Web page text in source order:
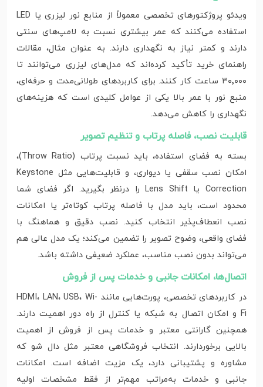
ویدئو پروژکتورهای تخصصی معمولاً از منابع نور لیزری یا LED
استفاده می‌کنند که عمر بیشتری نسبت به لامپ‌های سنتی
دارند و کمتر نیاز به نگهداری دارند. به‌ عنوان مثال، مقالات
راهنمای خرید تأکید کرده‌اند که مدل‌های لیزری می‌توانند تا
۳۰٬۰۰۰ ساعت کار کنند. برای کاربردهای طولانی‌مدت و حرفه‌ای،
منبع نور با عمر بالا یکی از عوامل کلیدی است که هزینه‌های
نگهداری را کاهش می‌دهد.
قابلیت نصب، فاصله پرتاب و تنظیم تصویر
بسته به فضای استفاده، باید نسبت پرتاب (Throw Ratio)،
امکان نصب سقفی یا دیواری، و قابلیت‌هایی مثل Keystone
Correction یا Lens Shift را درنظر بگیرید. اگر فضای شما
محدود است، باید مدل با فاصله پرتاب کوتاه‌تر یا امکانات
نصب انعطاف‌پذیر انتخاب کنید. نصب دقیق و هماهنگ با
فضای واقعی، وضوح تصویر را تضمین می‌کند؛ یک مدل عالی هم
می‌تواند بدون نصب مناسب، عملکرد ضعیفی داشته باشد.
اتصال‌ها، امکانات جانبی و خدمات پس از فروش
در کاربردهای تخصصی، پورت‌هایی مانند HDMI، LAN، USB، Wi-
Fi و امکان اتصال به شبکه یا کنترل از راه دور اهمیت دارند.
همچنین گارانتی معتبر و خدمات پس از فروش از اهمیت
بالایی برخوردارند. انتخاب فروشگاهی معتبر مثل دال شو که
مشاوره و پشتیبانی دارد، یک مزیت اضافه است. امکانات
جانبی و خدمات به‌مراتب مهم‌تر از فقط مشخصات اولیه